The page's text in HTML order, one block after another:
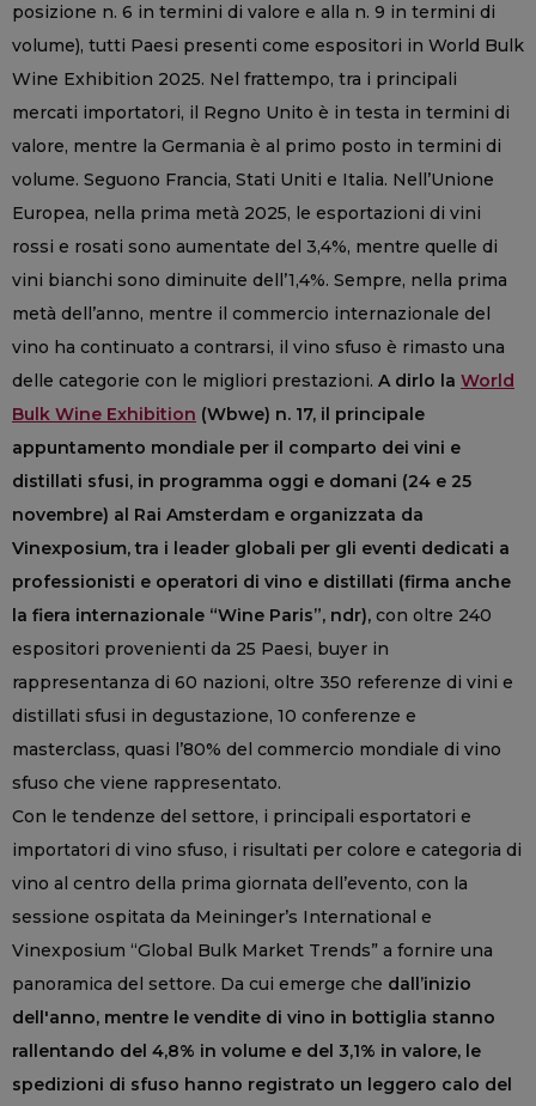
posizione n. 6 in termini di valore e alla n. 9 in termini di
volume), tutti Paesi presenti come espositori in World Bulk
Wine Exhibition 2025. Nel frattempo, tra i principali
mercati importatori, il Regno Unito è in testa in termini di
valore, mentre la Germania è al primo posto in termini di
volume. Seguono Francia, Stati Uniti e Italia. Nell’Unione
Europea, nella prima metà 2025, le esportazioni di vini
rossi e rosati sono aumentate del 3,4%, mentre quelle di
vini bianchi sono diminuite dell’1,4%. Sempre, nella prima
metà dell’anno, mentre il commercio internazionale del
vino ha continuato a contrarsi, il vino sfuso è rimasto una
delle categorie con le migliori prestazioni. A dirlo la World
Bulk Wine Exhibition (Wbwe) n. 17, il principale
appuntamento mondiale per il comparto dei vini e
distillati sfusi, in programma oggi e domani (24 e 25
novembre) al Rai Amsterdam e organizzata da
Vinexposium, tra i leader globali per gli eventi dedicati a
professionisti e operatori di vino e distillati (firma anche
la fiera internazionale “Wine Paris”, ndr), con oltre 240
espositori provenienti da 25 Paesi, buyer in
rappresentanza di 60 nazioni, oltre 350 referenze di vini e
distillati sfusi in degustazione, 10 conferenze e
masterclass, quasi l’80% del commercio mondiale di vino
sfuso che viene rappresentato.
Con le tendenze del settore, i principali esportatori e
importatori di vino sfuso, i risultati per colore e categoria di
vino al centro della prima giornata dell’evento, con la
sessione ospitata da Meininger’s International e
Vinexposium “Global Bulk Market Trends” a fornire una
panoramica del settore. Da cui emerge che dall’inizio
dell'anno, mentre le vendite di vino in bottiglia stanno
rallentando del 4,8% in volume e del 3,1% in valore, le
spedizioni di sfuso hanno registrato un leggero calo del